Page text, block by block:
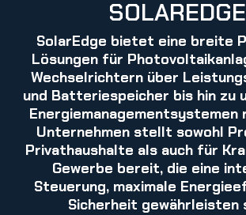
SOLAREDGE
SolarEdge bietet eine breite
Lösungen für
Wechselrichtern über
und Batteriespeicher bis hin zu
Energiemanagementsystemen
Unternehmen stellt sowohl
Privathaushalte als auch für
Gewerbe bereit, die eine
Steuerung, maximale
Sicherheit gewährleisten